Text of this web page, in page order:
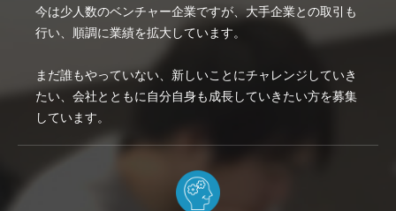
今は少人数のベンチャー企業ですが、大手企業との取引も
行い、順調に業績を拡大しています。
まだ誰もやっていない、新しいことにチャレンジしていき
たい、会社とともに自分自身も成長していきたい方を募集
しています。